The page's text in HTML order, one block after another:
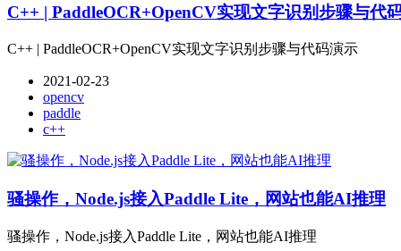
C++ | PaddleOCR+OpenCV实现文字识别步骤与代
C++ | PaddleOCR+OpenCV实现文字识别步骤与代码演示
2021-02-23
opencv
paddle
c++
骚操作，Node.js接入Paddle Lite，网站也能AI推理
骚操作，Node.js接入Paddle Lite，网站也能AI推理